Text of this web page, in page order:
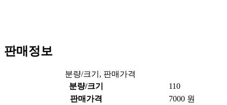
판매정보
분량/크기, 판매가격
분량/크기
110
판매가격
7000 원